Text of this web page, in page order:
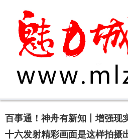
百事通！神舟有新知丨增强现
十六发射精彩画面是这样拍摄